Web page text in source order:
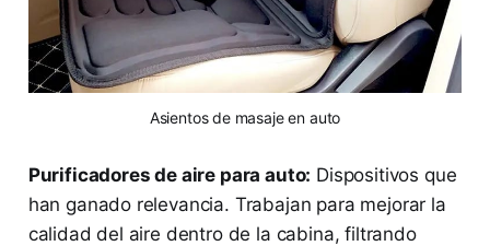
Asientos de masaje en auto
Purificadores de aire para auto: Dispositivos que
han ganado relevancia. Trabajan para mejorar la
calidad del aire dentro de la cabina, filtrando